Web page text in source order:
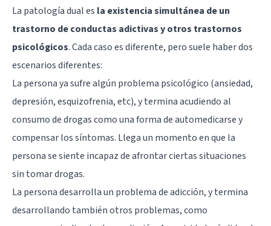
La patología dual es la existencia simultánea de un
trastorno de conductas adictivas y otros trastornos
psicológicos. Cada caso es diferente, pero suele haber dos
escenarios diferentes:
La persona ya sufre algún problema psicológico (ansiedad,
depresión, esquizofrenia, etc), y termina acudiendo al
consumo de drogas como una forma de automedicarse y
compensar los síntomas. Llega un momento en que la
persona se siente incapaz de afrontar ciertas situaciones
sin tomar drogas.
La persona desarrolla un problema de adicción, y termina
desarrollando también otros problemas, como